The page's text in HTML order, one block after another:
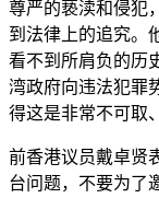
尊严的亵渎和侵犯
到法律上的追究。
看不到所肩负的历
湾政府向违法犯罪
得这是非常不可取
前香港议员戴卓贤
台问题，不要为了